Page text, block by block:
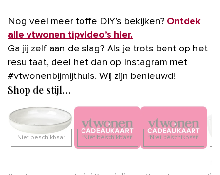
Nog veel meer toffe DIY’s bekijken? Ontdek
alle vtwonen tipvideo’s hier.
Ga jij zelf aan de slag? Als je trots bent op het
resultaat, deel het dan op Instagram met
#vtwonenbijmijthuis. Wij zijn benieuwd!
Shop de stijl…
Niet beschikbaar Niet beschikbaar Niet beschikbaar